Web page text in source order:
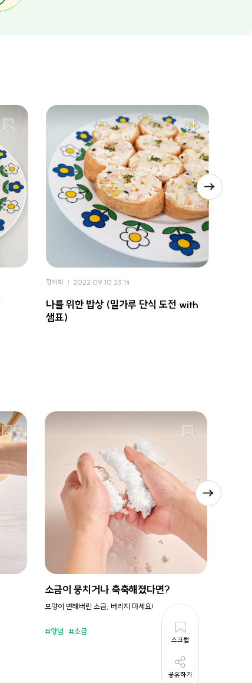
스크랩
공유하기
장지희 2022.09.10 23:14
나를 위한 밥상 (밀가루 단식 도전 with
샘표)
소금이 뭉치거나 축축해졌다면?
모양이 변해버린 소금, 버리지 마세요!
양념 소금